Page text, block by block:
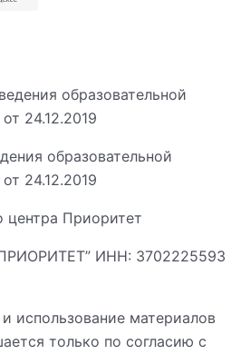
образовательной
24.12.2019
ИНН: 3702225593
использование материалов
только по согласию с